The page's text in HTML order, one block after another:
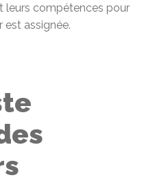
leurs compétences pour
est assignée.